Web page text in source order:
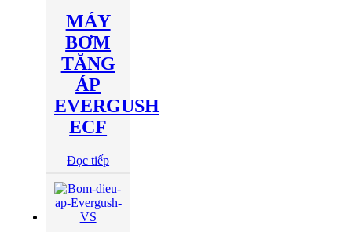
MÁY
BƠM
TĂNG
ÁP
EVERGUSH
ECF
Đọc tiếp